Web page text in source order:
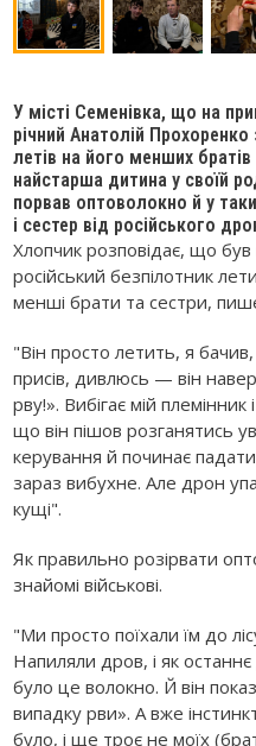
У місті Семенівка, що на
річний Анатолій
летів на його менших
найстарша дитина у своїй
порвав оптоволокно й у
і сестер від російського
Хлопчик розповідає, що
російський безпілотник
менші брати та сестри,
"Він просто летить, я
присів, дивлюсь — він
рву!». Вибігає мій
що він пішов розганятись
керування й починає
зараз вибухне. Але дрон
кущі".
Як правильно розірвати
знайомі військові.
"Ми просто поїхали їм до
Напиляли дров, і як
було це волокно. Й він
випадку рви». А вже
було, і ще троє не моїх